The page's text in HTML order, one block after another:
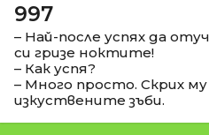
997
– Най-после успях да
си гризе ноктите!
– Как успя?
– Много просто. Скрих му
изкуствените зъби.